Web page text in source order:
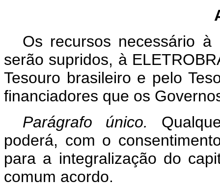
Os recursos necessário à
serão supridos, à
Tesouro brasileiro e pelo
financiadores que os
Parágrafo único.
poderá, com o
para a integralização do
comum acordo.